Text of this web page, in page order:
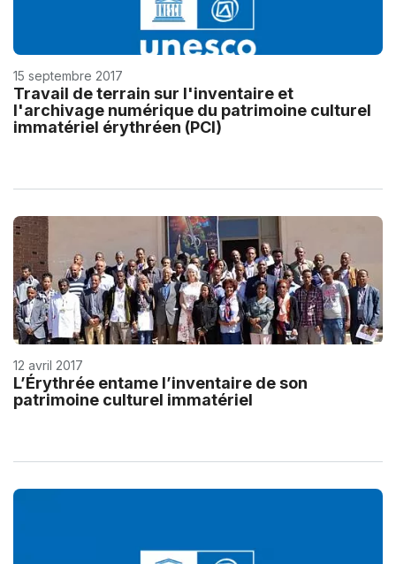
15 septembre 2017
Travail de terrain sur l'inventaire et
l'archivage numérique du patrimoine culturel
immatériel érythréen (PCI)
12 avril 2017
L’Érythrée entame l’inventaire de son
patrimoine culturel immatériel